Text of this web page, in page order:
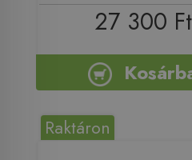
27 300 Ft
Raktáron